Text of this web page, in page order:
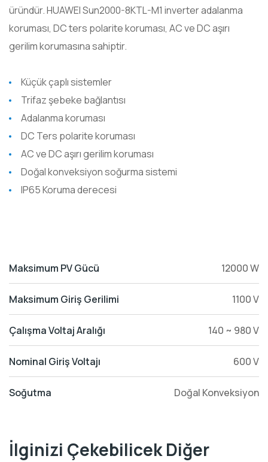
üründür. HUAWEI Sun2000-8KTL-M1 inverter adalanma
koruması, DC ters polarite koruması, AC ve DC aşırı
gerilim korumasına sahiptir.
Küçük çaplı sistemler
Trifaz şebeke bağlantısı
Adalanma koruması
DC Ters polarite koruması
AC ve DC aşırı gerilim koruması
Doğal konveksiyon soğurma sistemi
IP65 Koruma derecesi
Maksimum PV Gücü 12000 W
Maksimum Giriş Gerilimi 1100 V
Çalışma Voltaj Aralığı 140 ~ 980 V
Nominal Giriş Voltajı 600 V
Soğutma Doğal Konveksiyon
İlginizi Çekebilicek Diğer